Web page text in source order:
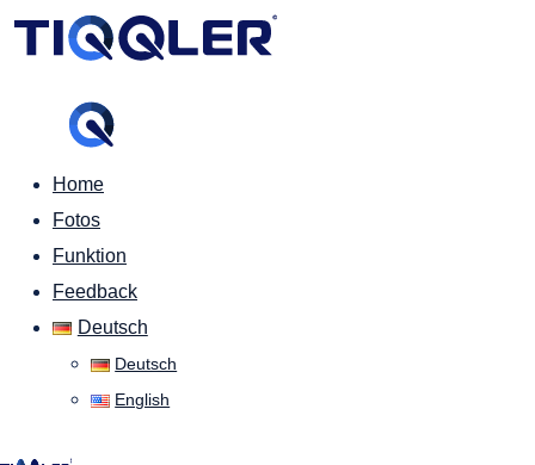
Home
Fotos
Funktion
Feedback
Deutsch
Deutsch
English